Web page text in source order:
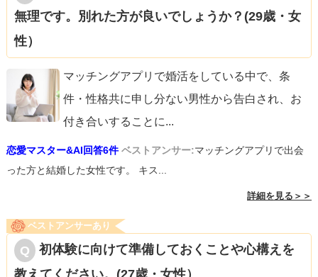
無理です。別れた方が良いでしょうか？(29歳・女
性）
マッチングアプリで婚活をしている中で、条
件・性格共に申し分ない男性から告白され、お
付き合いすることに...
恋愛マスター&AI回答6件 ベストアンサー:マッチングアプリで出会
った方と結婚した女性です。 キス...
詳細を見る＞＞
ベストアンサーあり
初体験に向けて準備しておくことや心構えを